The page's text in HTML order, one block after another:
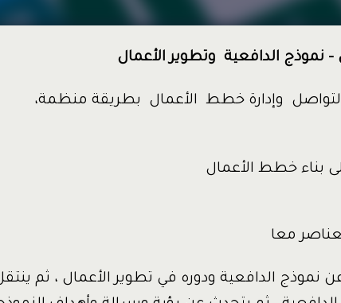
نموذج الدافعية وتطوير الأعمال
وإدارة خطط الأعمال بطريقة منظمة،
بناء خطط الأعمال
معا
نموذج الدافعية ودوره في تطوير الأعمال ، ثم